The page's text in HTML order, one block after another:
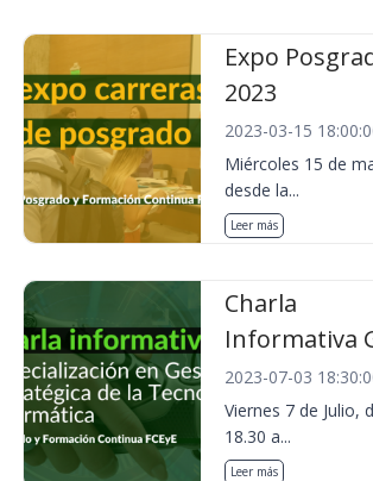
Expo
2023
2023-03-15
Miércoles 15 de
desde la...
Leer más
Charla
Informativa
2023-07-03
Viernes 7 de Julio,
18.30 a...
Leer más